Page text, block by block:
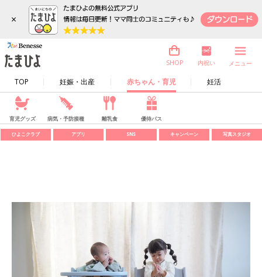
×
TOP 妊娠・出産 赤ちゃん・育児 妊活
SHOP 内祝い メニュー
育児グッズ 病気・予防接種 離乳食 優待パス
ひよこクラブ アプリ SNS キャンペーン 写真スタジオ